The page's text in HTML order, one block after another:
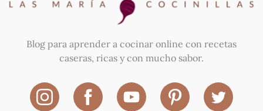
Blog para aprender a cocinar online con recetas
caseras, ricas y con mucho sabor.